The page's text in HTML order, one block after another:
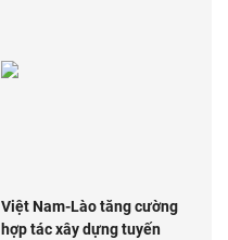
Việt Nam-Lào tăng cường
hợp tác xây dựng tuyến